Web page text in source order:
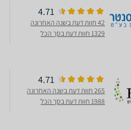
4.71
42 חוות דעת בשנה האחרונה
1329 חוות דעת בסך הכל
4.71
265 חוות דעת בשנה האחרונה
1988 חוות דעת בסך הכל